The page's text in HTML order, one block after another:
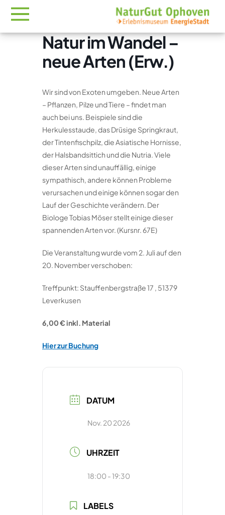
Natur im Wandel –
neue Arten (Erw.)
Wir sind von Exoten umgeben. Neue Arten
– Pflanzen, Pilze und Tiere – findet man
auch bei uns. Beispiele sind die
Herkulesstaude, das Drüsige Springkraut,
der Tintenfischpilz, die Asiatische Hornisse,
der Halsbandsittich und die Nutria. Viele
dieser Arten sind unauffällig, einige
sympathisch, andere können Probleme
verursachen und einige können sogar den
Lauf der Geschichte verändern. Der
Biologe Tobias Möser stellt einige dieser
spannenden Arten vor. (Kursnr. 67E)
Die Veranstaltung wurde vom 2. Juli auf den
20. November verschoben:
Treffpunkt: Stauffenbergstraße 17 , 51379
Leverkusen
6,00 € inkl. Material
Hier zur Buchung
DATUM
Nov. 20 2026
UHRZEIT
18:00 - 19:30
LABELS